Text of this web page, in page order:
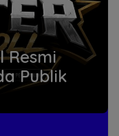
Resmi
Publik